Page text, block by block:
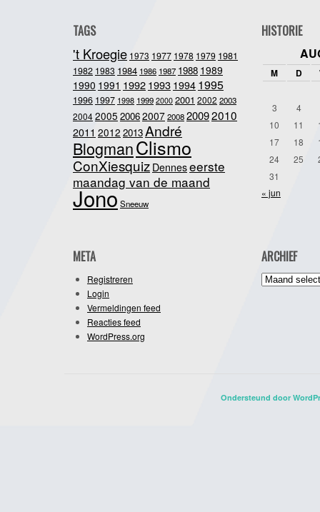
TAGS
't Kroegie 1973 1977 1978 1979 1981
1982 1983 1984 1986 1987 1988 1989
1990 1991 19921993 1994 1995
1996 1997 1998 1999 2000 2001 2002 2003
20042005 20062007200820092010
2011 2012 2013André
BlogmanClismo
ConXiesquiz Denneseerste
maandag van de maand
JonoSneeuw
HISTORIE
M D
3
4
10
11
17
18
24
25
31
« jun
META
Registreren
Login
Vermeldingen feed
Reacties feed
WordPress.org
ARCHIEF
Archief
Ondersteund door